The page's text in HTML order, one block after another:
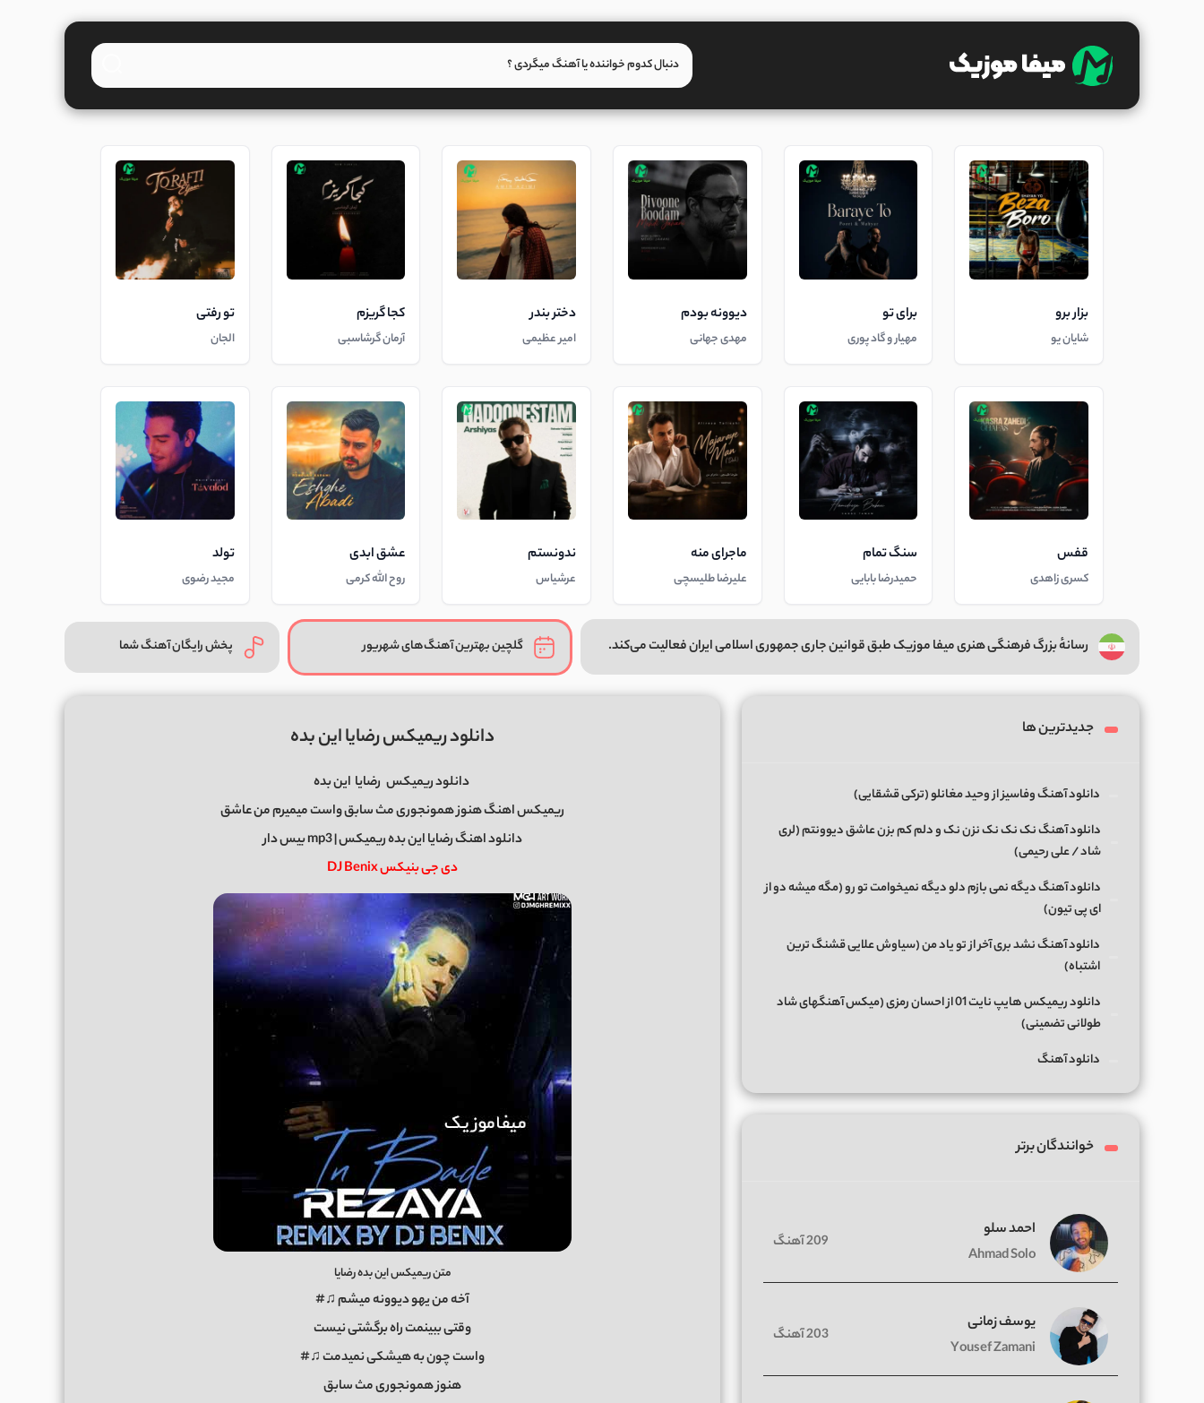
بزار برو
شایان یو
برای تو
مهیار و گاد پوری
دیوونه بودم
مهدی جهانی
دختر بندر
امیر عظیمی
کجا گریزم
آرمان گرشاسبی
تو رفتی
الجان
قفس
کسری زاهدی
سنگ تمام
حمیدرضا بابایی
ماجرای منه
علیرضا طلیسچی
ندونستم
عرشیاس
عشق ابدی
روح الله کرمی
تولد
مجید رضوی
رسانهٔ بزرگ فرهنگی هنری میفا موزیک طبق قوانین جاری جمهوری اسلامی ایران فعالیت می‌کند. گلچین بهترین آهنگ‌های شهریور پخش رایگان آهنگ شما
دانلود ریمیکس رضایا این بده
دانلود ریمیکس رضایا این بده
ریمیکس اهنگ هنوز همونجوری مث سابق واست میمیرم من عاشق
دانلود اهنگ رضایا این بده ریمیکس | mp3 بیس دار
دی جی بنیکس DJ Benix
متن ریمیکس این بده رضایا
آخه من یهو دیوونه میشم ♫#
وقتی ببینمت راه برگشتی نیست
واست چون به هیشکی نمیدمت ♫#
هنوز همونجوری مث سابق
جدیدترین ها
دانلود آهنگ وفاسیز از وحید مغانلو (ترکی قشقایی)
دانلود آهنگ نک نک نک نزن نک و دلم کم بزن عاشق دیوونتم (لری
شاد / علی رحیمی)
دانلود آهنگ دیگه نمی بازم دلو دیگه نمیخوامت تو رو (مگه میشه دو از
ای پی تیون)
دانلود آهنگ نشد بری آخر از تو یاد من (سیاوش علایی قشنگ ترین
اشتباه)
دانلود ریمیکس هایپ نایت 01 از احسان رمزی (میکس آهنگهای شاد
طولانی تضمینی)
دانلود آهنگ
خوانندگان برتر
احمد سلو
Ahmad Solo
209 آهنگ
یوسف زمانی
Yousef Zamani
203 آهنگ